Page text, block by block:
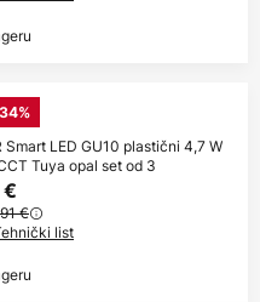
Smart LED GU10 plastični 4,7 W
Tuya opal set od 3
€
€
list